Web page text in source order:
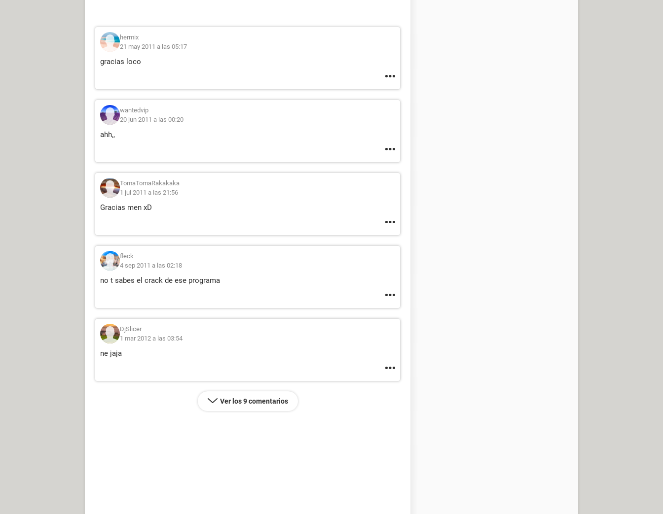
hermix
21 may 2011 a las 05:17
gracias loco
wantedvip
20 jun 2011 a las 00:20
ahh,,
TomaTomaRakakaka
1 jul 2011 a las 21:56
Gracias men xD
fleck
4 sep 2011 a las 02:18
no t sabes el crack de ese programa
DjSlicer
1 mar 2012 a las 03:54
ne jaja
Ver los 9 comentarios